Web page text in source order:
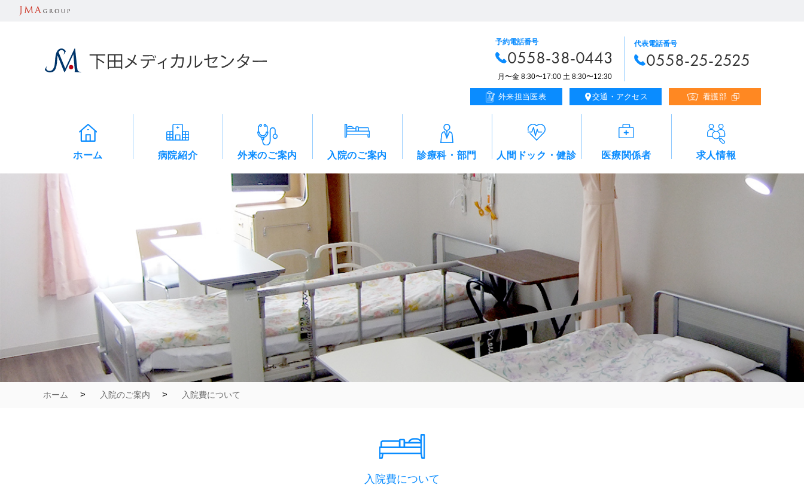
予約電話番号
0558-38-0443
月〜金 8:30〜17:00 土 8:30〜12:30
代表電話番号
0558-25-2525
外来担当医表 交通・アクセス 看護部
ホーム 病院紹介 外来のご案内 入院のご案内 診療科・部門 人間ドック・健診 医療関係者 求人情報
ホーム > 入院のご案内 > 入院費について
入院費について